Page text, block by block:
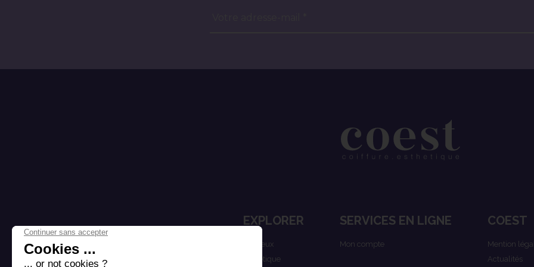
EXPLORER
Cheveux
Esthétique
SERVICES EN LIGNE
Mon compte
COEST
Mention
Actualités